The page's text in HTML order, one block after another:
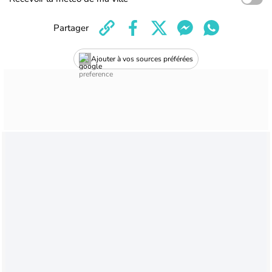
Ajouter à vos sources préférées
Partager